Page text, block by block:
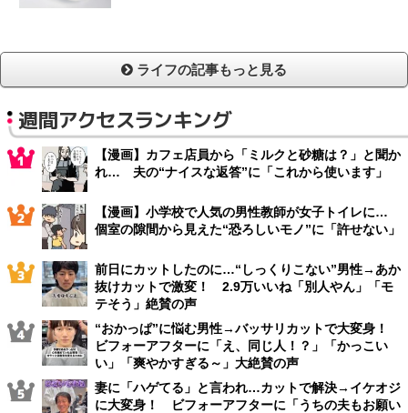
ライフの記事もっと見る
週間アクセスランキング
【漫画】カフェ店員から「ミルクと砂糖は？」と聞か
れ… 夫の“ナイスな返答”に「これから使います」
【漫画】小学校で人気の男性教師が女子トイレに…
個室の隙間から見えた“恐ろしいモノ”に「許せない」
前日にカットしたのに…“しっくりこない”男性→あか
抜けカットで激変！ 2.9万いいね「別人やん」「モ
テそう」絶賛の声
“おかっぱ”に悩む男性→バッサリカットで大変身！
ビフォーアフターに「え、同じ人！？」「かっこい
い」「爽やかすぎる～」大絶賛の声
妻に「ハゲてる」と言われ…カットで解決→イケオジ
に大変身！ ビフォーアフターに「うちの夫もお願い